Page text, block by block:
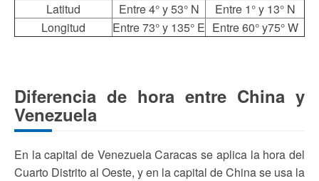
Latitud
Entre 4° y 53° N
Entre 1° y 13° N
Longitud
Entre 73° y 135° E Entre 60° y75° W
Diferencia de hora entre China y
Venezuela
En la capital de Venezuela Caracas se aplica la hora del
Cuarto Distrito al Oeste, y en la capital de China se usa la